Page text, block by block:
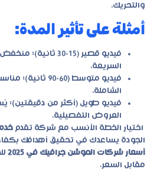
والتحريك.
أمثلة على تأثير المدة:
فيديو قصير (15-30
السريعة.
فيديو متوسط (60-90
الشاملة.
فيديو طويل (أكثر من دقيقتين):
العروض التفصيلية.
اختيار الخطة الأنسب مع شركة تقدم
الجودة يساعدك في تحقيق أهدافك
أسعار شركات الموشن جرافيك في 2025
مقابل السعر.